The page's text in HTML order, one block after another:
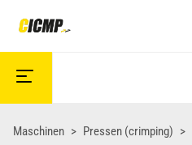
Maschinen Pressen (crimping)